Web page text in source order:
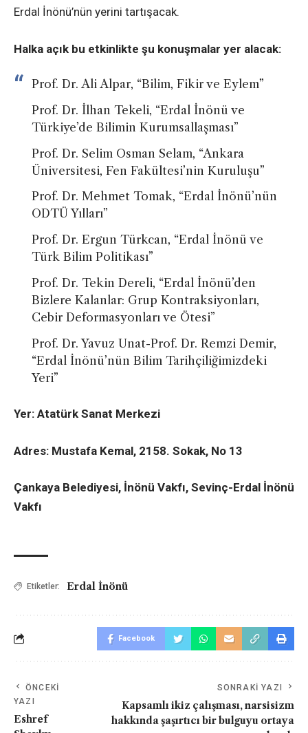
Erdal İnönü’nün yerini tartışacak.
Halka açık bu etkinlikte şu konuşmalar yer alacak:
Prof. Dr. Ali Alpar, “Bilim, Fikir ve Eylem”
Prof. Dr. İlhan Tekeli, “Erdal İnönü ve
Türkiye’de Bilimin Kurumsallaşması”
Prof. Dr. Selim Osman Selam, “Ankara
Üniversitesi, Fen Fakültesi’nin Kuruluşu”
Prof. Dr. Mehmet Tomak, “Erdal İnönü’nün
ODTÜ Yılları”
Prof. Dr. Ergun Türkcan, “Erdal İnönü ve
Türk Bilim Politikası”
Prof. Dr. Tekin Dereli, “Erdal İnönü’den
Bizlere Kalanlar: Grup Kontraksiyonları,
Cebir Deformasyonları ve Ötesi”
Prof. Dr. Yavuz Unat-Prof. Dr. Remzi Demir,
“Erdal İnönü’nün Bilim Tarihçiliğimizdeki
Yeri”
Yer: Atatürk Sanat Merkezi
Adres: Mustafa Kemal, 2158. Sokak, No 13
Çankaya Belediyesi, İnönü Vakfı, Sevinç-Erdal İnönü
Vakfı
Etiketler: Erdal İnönü
Facebook
ÖNCEKI
YAZI
Eshref
SONRAKI YAZI
Kapsamlı ikiz çalışması, narsisizm
hakkında şaşırtıcı bir bulguyu ortaya